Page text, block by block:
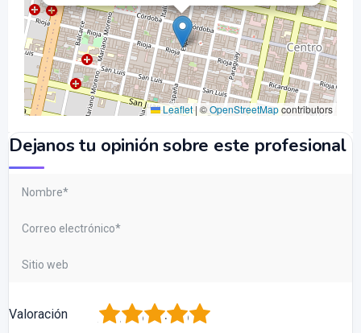
Leaflet |©OpenStreetMapcontributors
Dejanos tu opinión sobre este profesional
Valoración 5
4
3
2